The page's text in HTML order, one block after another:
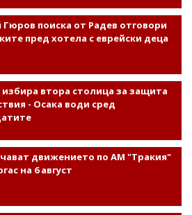
поиска от Радев отговори
пред хотела с еврейски деца
втора столица за защита
- Осака води сред
движението по АМ "Тракия"
на 6 август